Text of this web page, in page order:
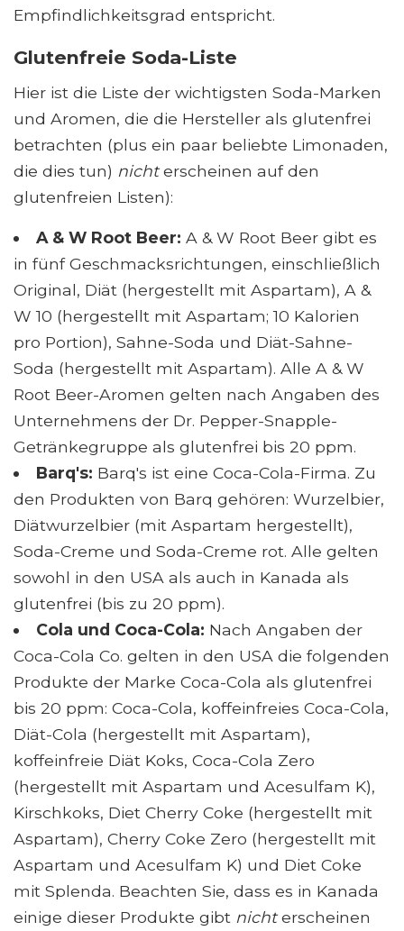
Empfindlichkeitsgrad entspricht.
Glutenfreie Soda-Liste
Hier ist die Liste der wichtigsten Soda-Marken
und Aromen, die die Hersteller als glutenfrei
betrachten (plus ein paar beliebte Limonaden,
die dies tun) nichterscheinen auf den
glutenfreien Listen):
A & W Root Beer: A & W Root Beer gibt es
in fünf Geschmacksrichtungen, einschließlich
Original, Diät (hergestellt mit Aspartam), A &
W 10 (hergestellt mit Aspartam; 10 Kalorien
pro Portion), Sahne-Soda und Diät-Sahne-
Soda (hergestellt mit Aspartam). Alle A & W
Root Beer-Aromen gelten nach Angaben des
Unternehmens der Dr. Pepper-Snapple-
Getränkegruppe als glutenfrei bis 20 ppm.
Barq's: Barq's ist eine Coca-Cola-Firma. Zu
den Produkten von Barq gehören: Wurzelbier,
Diätwurzelbier (mit Aspartam hergestellt),
Soda-Creme und Soda-Creme rot. Alle gelten
sowohl in den USA als auch in Kanada als
glutenfrei (bis zu 20 ppm).
Cola und Coca-Cola: Nach Angaben der
Coca-Cola Co. gelten in den USA die folgenden
Produkte der Marke Coca-Cola als glutenfrei
bis 20 ppm: Coca-Cola, koffeinfreies Coca-Cola,
Diät-Cola (hergestellt mit Aspartam),
koffeinfreie Diät Koks, Coca-Cola Zero
(hergestellt mit Aspartam und Acesulfam K),
Kirschkoks, Diet Cherry Coke (hergestellt mit
Aspartam), Cherry Coke Zero (hergestellt mit
Aspartam und Acesulfam K) und Diet Coke
mit Splenda. Beachten Sie, dass es in Kanada
einige dieser Produkte gibt nichterscheinen